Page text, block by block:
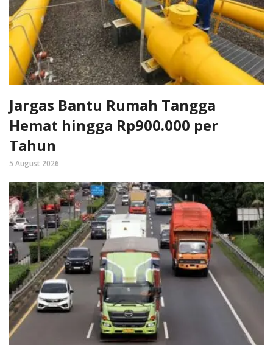
Jargas Bantu Rumah Tangga
Hemat hingga Rp900.000 per
Tahun
5 August 2026